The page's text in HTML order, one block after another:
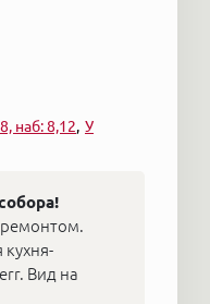
наб: 8,12 У
ремонтом.
Вид на